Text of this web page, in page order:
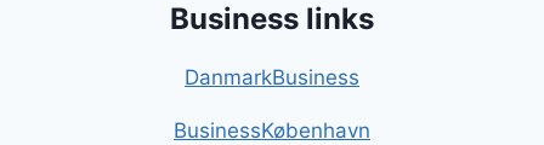
Business links
DanmarkBusiness
BusinessKøbenhavn